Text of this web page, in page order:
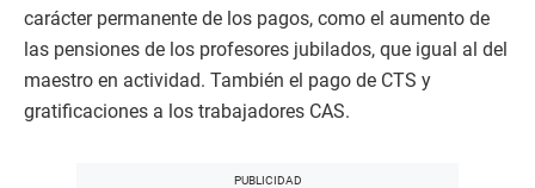
carácter permanente de los pagos, como el aumento de
las pensiones de los profesores jubilados, que igual al del
maestro en actividad. También el pago de CTS y
gratificaciones a los trabajadores CAS.